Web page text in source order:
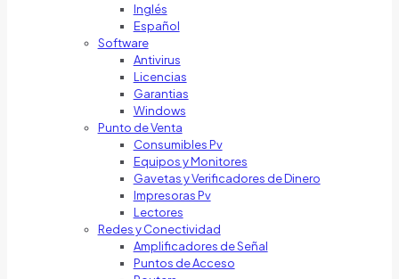
Inglés
Español
Software
Antivirus
Licencias
Garantias
Windows
Punto de Venta
Consumibles Pv
Equipos y Monitores
Gavetas y Verificadores de Dinero
Impresoras Pv
Lectores
Redes y Conectividad
Amplificadores de Señal
Puntos de Acceso